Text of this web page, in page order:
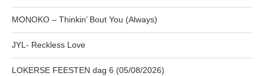
MONOKO – Thinkin’ Bout You (Always)
JYL- Reckless Love
LOKERSE FEESTEN dag 6 (05/08/2026)